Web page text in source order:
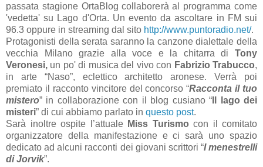
passata stagione OrtaBlog collaborerà al programma come
'vedetta' su Lago d'Orta. Un evento da ascoltare in FM sui
96.3 oppure in streaming dal sito http://www.puntoradio.net/.
Protagonisti della serata saranno la canzone dialettale della
vecchia Milano grazie alla voce e la chitarra di Tony
Veronesi, un po' di musica del vivo con Fabrizio Trabucco,
in arte “Naso”, eclettico architetto aronese. Verrà poi
premiato il racconto vincitore del concorso “Racconta il tuo
mistero” in collaborazione con il blog cusiano “ Il lago dei
misteri” di cui abbiamo parlato in questo post.
Sarà inoltre ospite l’attuale Miss Turismo con il comitato
organizzatore della manifestazione e ci sarà uno spazio
dedicato ad alcuni racconti dei giovani scrittori “I menestrelli
di Jorvik”.